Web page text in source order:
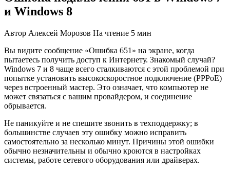
и Windows 8
Автор Алексей Морозов На чтение 5 мин
Вы видите сообщение «Ошибка 651» на экране, когда
пытаетесь получить доступ к Интернету. Знакомый случай?
Windows 7 и 8 чаще всего сталкиваются с этой проблемой при
попытке установить высокоскоростное подключение (PPPoE)
через встроенный мастер. Это означает, что компьютер не
может связаться с вашим провайдером, и соединение
обрывается.
Не паникуйте и не спешите звонить в техподдержку; в
большинстве случаев эту ошибку можно исправить
самостоятельно за несколько минут. Причины этой ошибки
обычно незначительны и обычно кроются в настройках
системы, работе сетевого оборудования или драйверах.